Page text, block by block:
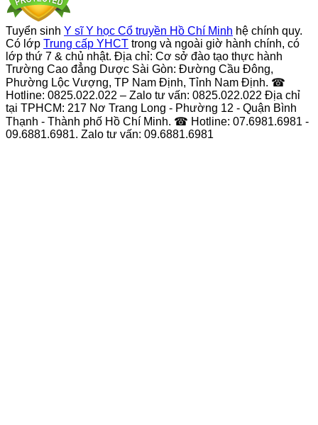
Tuyển sinh Y sĩ Y học Cổ truyền Hồ Chí Minh hệ chính quy.
Có lớp Trung cấp YHCT trong và ngoài giờ hành chính, có
lớp thứ 7 & chủ nhật. Địa chỉ: Cơ sở đào tạo thực hành
Trường Cao đẳng Dược Sài Gòn: Đường Cầu Đông,
Phường Lộc Vượng, TP Nam Định, Tỉnh Nam Định. ☎
Hotline: 0825.022.022 – Zalo tư vấn: 0825.022.022 Địa chỉ
tại TPHCM: 217 Nơ Trang Long - Phường 12 - Quận Bình
Thạnh - Thành phố Hồ Chí Minh. ☎ Hotline: 07.6981.6981 -
09.6881.6981. Zalo tư vấn: 09.6881.6981